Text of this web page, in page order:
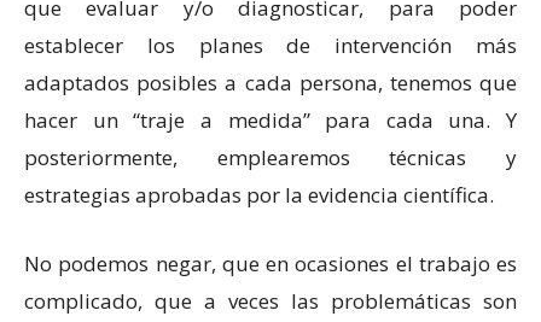
que evaluar y/o diagnosticar, para poder
establecer los planes de intervención más
adaptados posibles a cada persona, tenemos que
hacer un “traje a medida” para cada una. Y
posteriormente, emplearemos técnicas y
estrategias aprobadas por la evidencia científica.
No podemos negar, que en ocasiones el trabajo es
complicado, que a veces las problemáticas son